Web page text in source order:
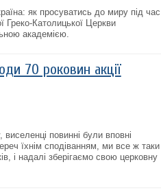
як просуватись до миру під час
Греко-Католицької Церкви
академією.
70 роковин акції
повинні були вповні
їхнім сподіванням, ми все ж таки
і надалі зберігаємо свою церковну